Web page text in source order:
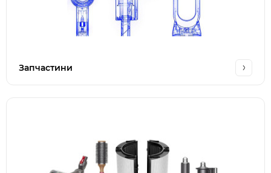
Запчастини